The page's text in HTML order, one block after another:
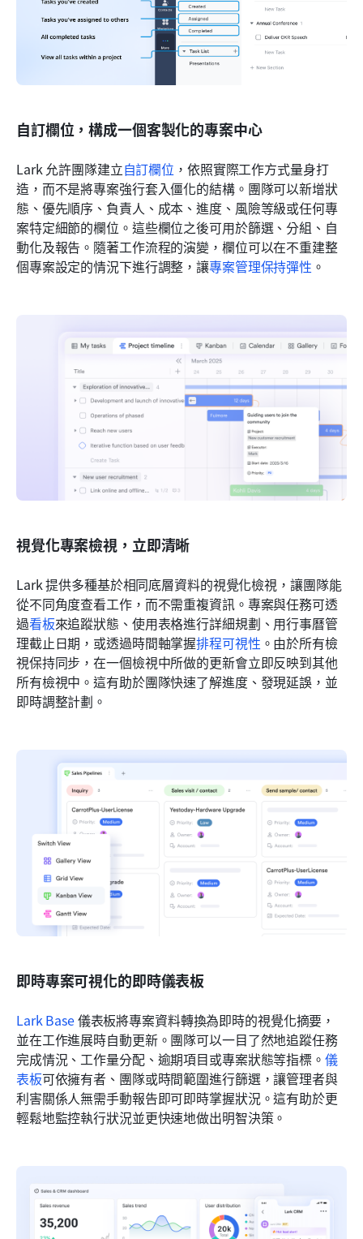
自訂欄位，構成一個客製化的專案中心
Lark 允許團隊建立自訂欄位 ，依照實際工作方式量身打
造，而不是將專案強行套入僵化的結構。團隊可以新增狀
態、優先順序、負責人、成本、進度、風險等級或任何專
案特定細節的欄位。這些欄位之後可用於篩選、分組、自
動化及報告。隨著工作流程的演變，欄位可以在不重建整
個專案設定的情況下進行調整，讓專案管理保持彈性 。
視覺化專案檢視，立即清晰
Lark 提供多種基於相同底層資料的視覺化檢視，讓團隊能
從不同角度查看工作，而不需重複資訊。專案與任務可透
過看板來追蹤狀態、使用表格進行詳細規劃、用行事曆管
理截止日期，或透過時間軸掌握排程可視性 。由於所有檢
視保持同步，在一個檢視中所做的更新會立即反映到其他
所有檢視中。這有助於團隊快速了解進度、發現延誤，並
即時調整計劃。
即時專案可視化的即時儀表板
Lark Base 儀表板將專案資料轉換為即時的視覺化摘要，
並在工作進展時自動更新。團隊可以一目了然地追蹤任務
完成情況、工作量分配、逾期項目或專案狀態等指標。 儀
表板可依擁有者、團隊或時間範圍進行篩選，讓管理者與
利害關係人無需手動報告即可即時掌握狀況。這有助於更
輕鬆地監控執行狀況並更快速地做出明智決策。